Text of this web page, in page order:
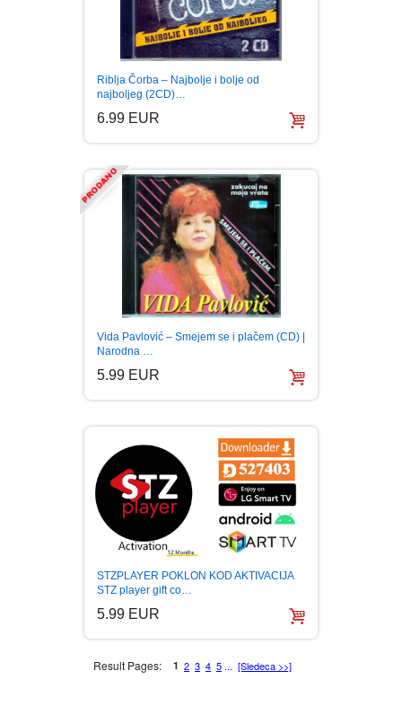
Riblja Čorba – Najbolje i bolje od
najboljeg (2CD)…
6.99 EUR
Vida Pavlović – Smejem se i plačem (CD) |
Narodna …
5.99 EUR
STZPLAYER POKLON KOD AKTIVACIJA
STZ player gift co…
5.99 EUR
Result Pages: 1 2 3 4 5 ... [Sledeca >>]